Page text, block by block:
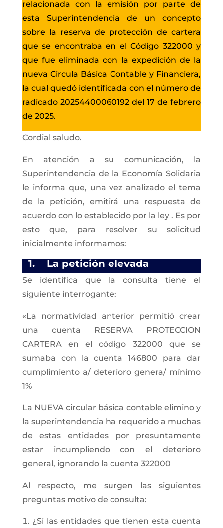
relacionada con la emisión por parte de
esta Superintendencia de un concepto
sobre la reserva de protección de cartera
que se encontraba en el Código 322000 y
que fue eliminada con la expedición de la
nueva Circula Básica Contable y Financiera,
la cual quedó identificada con el número de
radicado 20254400060192 del 17 de febrero
de 2025.
Cordial saludo.
En atención a su comunicación, la
Superintendencia de la Economía Solidaria
le informa que, una vez analizado el tema
de la petición, emitirá una respuesta de
acuerdo con lo establecido por la ley . Es por
esto que, para resolver su solicitud
inicialmente informamos:
1. La petición elevada
Se identifica que la consulta tiene el
siguiente interrogante:
«La normatividad anterior permitió crear
una cuenta RESERVA PROTECCION
CARTERA en el código 322000 que se
sumaba con la cuenta 146800 para dar
cumplimiento a/ deterioro genera/ mínimo
1%
La NUEVA circular básica contable elimino y
la superintendencia ha requerido a muchas
de estas entidades por presuntamente
estar incumpliendo con el deterioro
general, ignorando la cuenta 322000
Al respecto, me surgen las siguientes
preguntas motivo de consulta:
¿Si las entidades que tienen esta cuenta